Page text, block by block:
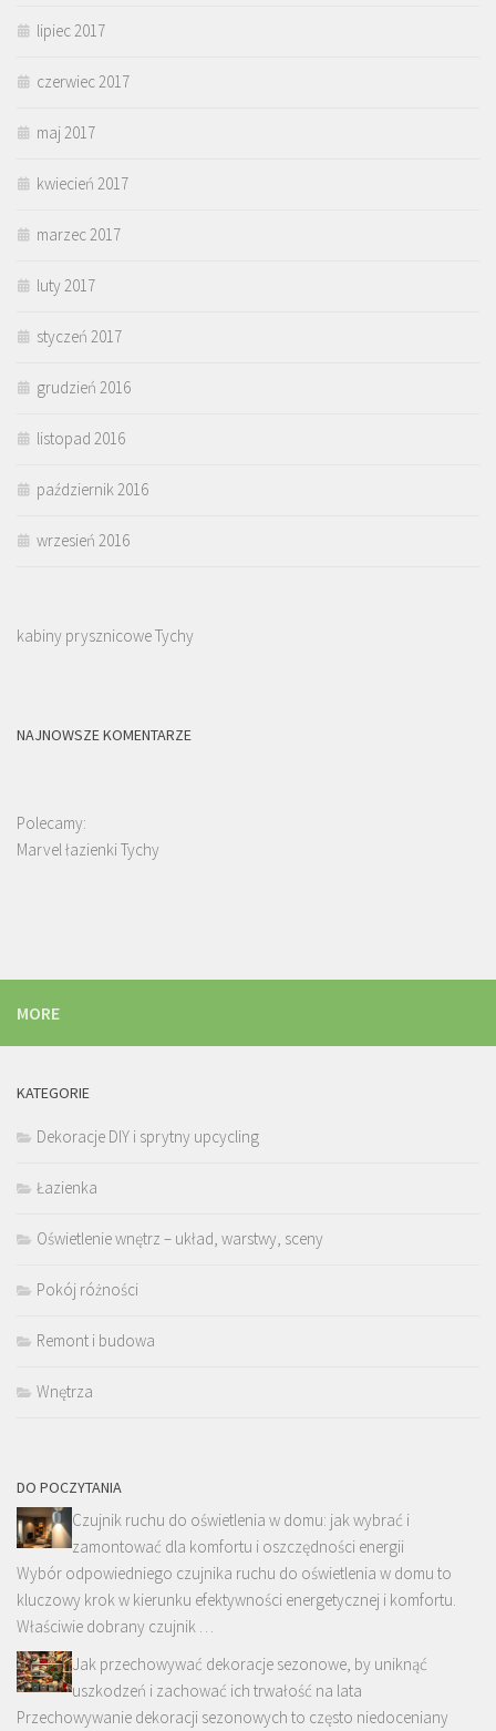
lipiec 2017
czerwiec 2017
maj 2017
kwiecień 2017
marzec 2017
luty 2017
styczeń 2017
grudzień 2016
listopad 2016
październik 2016
wrzesień 2016
kabiny prysznicowe Tychy
NAJNOWSZE KOMENTARZE
Polecamy:
Marvel łazienki Tychy
MORE
KATEGORIE
Dekoracje DIY i sprytny upcycling
Łazienka
Oświetlenie wnętrz – układ, warstwy, sceny
Pokój różności
Remont i budowa
Wnętrza
DO POCZYTANIA
Czujnik ruchu do oświetlenia w domu: jak wybrać i
zamontować dla komfortu i oszczędności energii
Wybór odpowiedniego czujnika ruchu do oświetlenia w domu to
kluczowy krok w kierunku efektywności energetycznej i komfortu.
Właściwie dobrany czujnik …
Jak przechowywać dekoracje sezonowe, by uniknąć
uszkodzeń i zachować ich trwałość na lata
Przechowywanie dekoracji sezonowych to często niedoceniany